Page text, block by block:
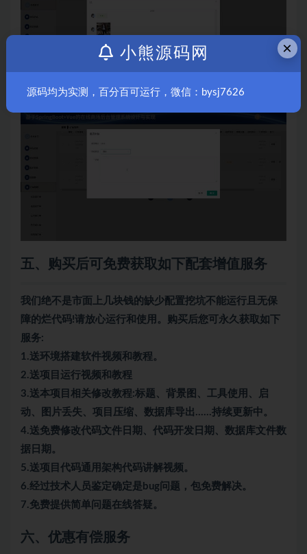
五、购买后可免费获取如下配套增值服务
我们绝不是市面上几块钱的缺少配置挖坑不能运行且无保
障的烂代码!请放心运行和使用。购买后您可永久获取如下
服务:
1.送环境搭建软件视频和教程。
2.送项目运行视频和教程
3.送本项目相关修改教程:标题、背景图、工具使用、启
动、图片丢失、项目压缩、数据库导出……持续更新中。
4.送免费修改代码文件日期、代码开发日期、数据库文件数
据日期。
5.送项目代码通用架构代码讲解视频。
6.经过技术人员鉴定确定是bug问题，包免费解决。
7.免费提供简单问题在线答疑。
六、优惠有偿服务
×
小熊源码网
源码均为实测，百分百可运行，微信：bysj7626